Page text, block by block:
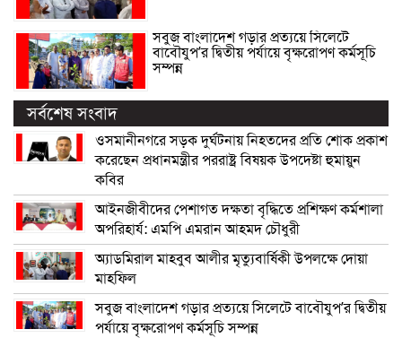
সবুজ বাংলাদেশ গড়ার প্রত্যয়ে সিলেটে
বাবৌযুপ’র দ্বিতীয় পর্যায়ে বৃক্ষরোপণ কর্মসূচি
সম্পন্ন
সর্বশেষ সংবাদ
ওসমানীনগরে সড়ক দুর্ঘটনায় নিহতদের প্রতি শোক প্রকাশ
করেছেন প্রধানমন্ত্রীর পররাষ্ট্র বিষয়ক উপদেষ্টা হুমায়ুন
কবির
আইনজীবীদের পেশাগত দক্ষতা বৃদ্ধিতে প্রশিক্ষণ কর্মশালা
অপরিহার্য: এমপি এমরান আহমদ চৌধুরী
অ্যাডমিরাল মাহবুব আলীর মৃত্যুবার্ষিকী উপলক্ষে দোয়া
মাহফিল
সবুজ বাংলাদেশ গড়ার প্রত্যয়ে সিলেটে বাবৌযুপ’র দ্বিতীয়
পর্যায়ে বৃক্ষরোপণ কর্মসূচি সম্পন্ন